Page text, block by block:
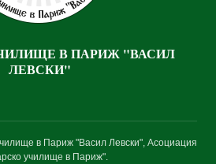
В ПАРИЖ "ВАСИЛ
ЛЕВСКИ"
в Париж "Васил Левски", Асоциация
училище в Париж".